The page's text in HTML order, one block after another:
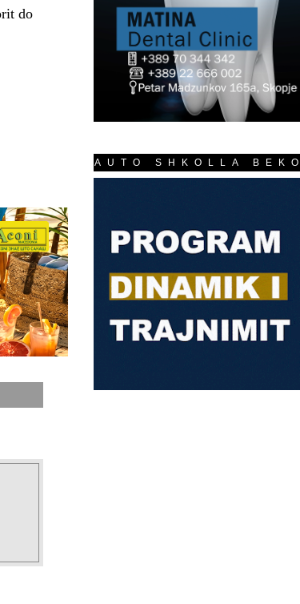
do
AUTO SHKOLLA BEKO